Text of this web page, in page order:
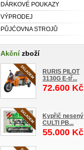
DÁRKOVÉ POUKAZY
VÝPRODEJ
PŮJĆOVNA STROJŮ
Akčnízboží
RURIS PILOT
3130G E-tř...
72.600 Kč
Kypřič nesený
CULTI PB...
55.000 Kč